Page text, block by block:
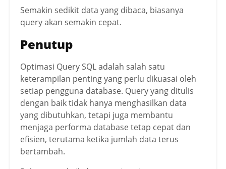
Semakin sedikit data yang dibaca, biasanya
query akan semakin cepat.
Penutup
Optimasi Query SQL adalah salah satu
keterampilan penting yang perlu dikuasai oleh
setiap pengguna database. Query yang ditulis
dengan baik tidak hanya menghasilkan data
yang dibutuhkan, tetapi juga membantu
menjaga performa database tetap cepat dan
efisien, terutama ketika jumlah data terus
bertambah.